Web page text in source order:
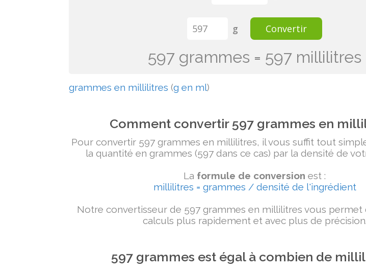
g Convertir
597 grammes = 597 millilitres
grammes en millilitres (g en ml)
Comment convertir 597 grammes en
Pour convertir 597 grammes en millilitres, il vous suffit tout
la quantité en grammes (597 dans ce cas) par la densité de
La formule de conversion est :
millilitres = grammes / densité de l'ingrédient
Notre convertisseur de 597 grammes en millilitres vous permet
calculs plus rapidement et avec plus de précision.
597 grammes est égal à combien de